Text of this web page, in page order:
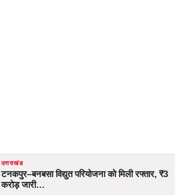
उत्तराखंड
टनकपुर–बनबसा विद्युत परियोजना को मिली रफ्तार, ₹3
करोड़ जारी…